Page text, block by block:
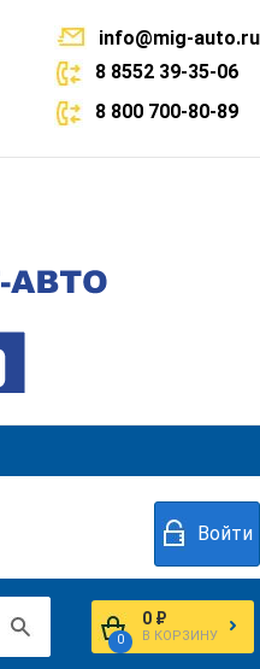
info@mig-auto.ru
8 8552 39-35-06
8 800 700-80-89
Войти
0
0 ₽
В КОРЗИНУ